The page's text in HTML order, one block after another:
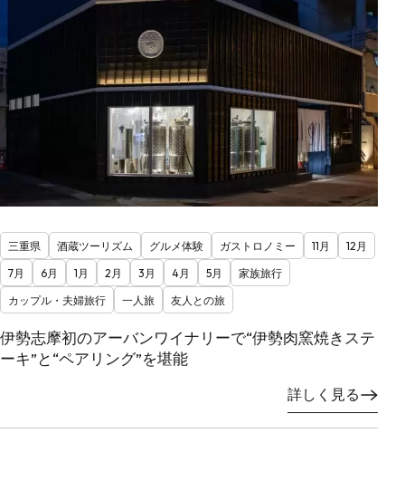
三重県 酒蔵ツーリズム グルメ体験 ガストロノミー 11月
12月
7月
6月 1月 2月 3月 4月 5月
家族旅行
カップル・夫婦旅行
一人旅 友人との旅
伊勢志摩初のアーバンワイナリーで“伊勢肉窯焼きステ
ーキ”と“ペアリング”を堪能
詳しく見る